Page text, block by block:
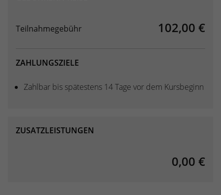
Teilnahmegebühr 102,00 €
ZAHLUNGSZIELE
Zahlbar bis spätestens 14 Tage vor dem Kursbeginn
ZUSATZLEISTUNGEN
0,00 €
Zugang zu geschützten Bereichen gewährt.
zu, um eindeutige Besucher zu
Informationen darüber zu speichern, wie